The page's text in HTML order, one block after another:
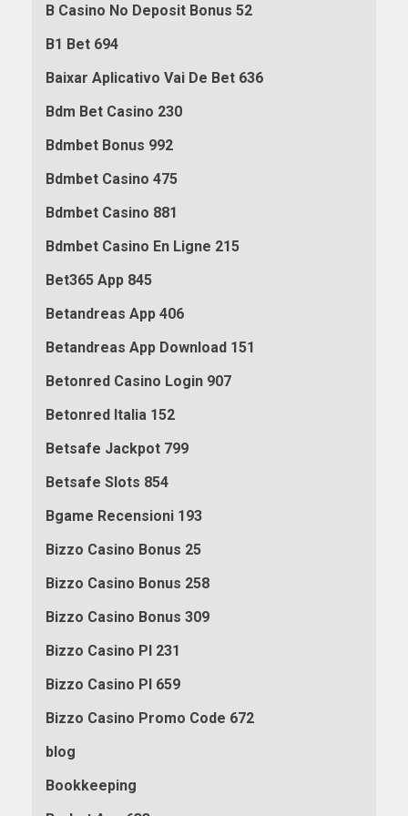
B Casino No Deposit Bonus 52
B1 Bet 694
Baixar Aplicativo Vai De Bet 636
Bdm Bet Casino 230
Bdmbet Bonus 992
Bdmbet Casino 475
Bdmbet Casino 881
Bdmbet Casino En Ligne 215
Bet365 App 845
Betandreas App 406
Betandreas App Download 151
Betonred Casino Login 907
Betonred Italia 152
Betsafe Jackpot 799
Betsafe Slots 854
Bgame Recensioni 193
Bizzo Casino Bonus 25
Bizzo Casino Bonus 258
Bizzo Casino Bonus 309
Bizzo Casino Pl 231
Bizzo Casino Pl 659
Bizzo Casino Promo Code 672
blog
Bookkeeping